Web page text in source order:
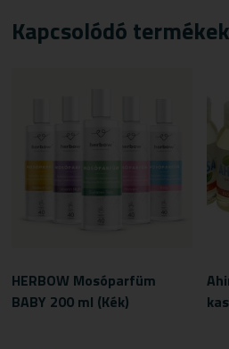
Kapcsolódó termékek
HERBOW Mosóparfüm
BABY 200 ml (Kék)